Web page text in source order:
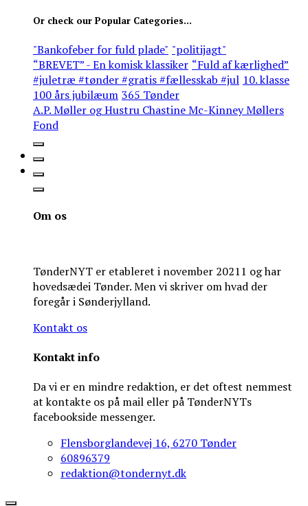
Or check our Popular Categories...
"Bankofeber for fuld plade" "politijagt"
“BREVET” - En komisk klassiker “Fuld af kærlighed”
#juletræ #tønder #gratis #fællesskab #jul 10. klasse
100 års jubilæum 365 Tønder
A.P. Møller og Hustru Chastine Mc-Kinney Møllers
Fond
Om os
TønderNYT er etableret i november 20211 og har
hovedsædei Tønder. Men vi skriver om hvad der
foregår i Sønderjylland.
Kontakt os
Kontakt info
Da vi er en mindre redaktion, er det oftest nemmest
at kontakte os på mail eller på TønderNYTs
facebookside messenger.
Flensborglandevej 16, 6270 Tønder
60896379
redaktion@tondernyt.dk